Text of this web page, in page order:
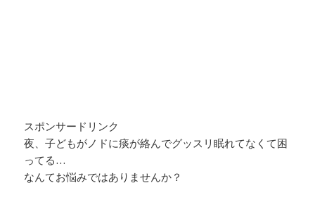
スポンサードリンク
夜、子どもがノドに痰が絡んでグッスリ眠れてなくて困
ってる…
なんてお悩みではありませんか？